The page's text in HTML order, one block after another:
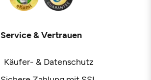
Service & Vertrauen
Käufer- & Datenschutz